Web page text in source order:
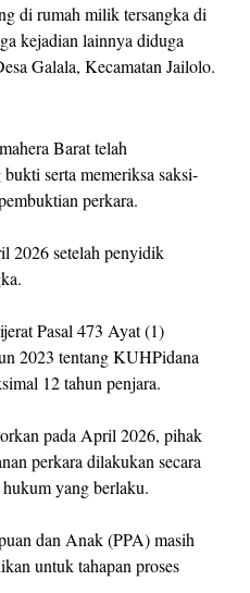
di rumah milik tersangka di
kejadian lainnya diduga
Galala, Kecamatan Jailolo.
Barat telah
serta memeriksa saksi-
perkara.
2026 setelah penyidik
Pasal 473 Ayat (1)
2023 tentang KUHPidana
12 tahun penjara.
pada April 2026, pihak
perkara dilakukan secara
yang berlaku.
dan Anak (PPA) masih
untuk tahapan proses